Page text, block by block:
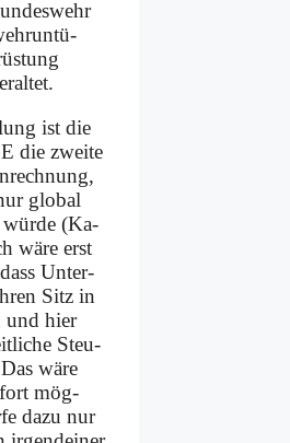
ist die
die zwei­te
glo­bal
wür­de (Ka­
wä­re erst
Un­ter­
Sitz in
und hier
Steu­
wä­re
mög­
da­zu nur